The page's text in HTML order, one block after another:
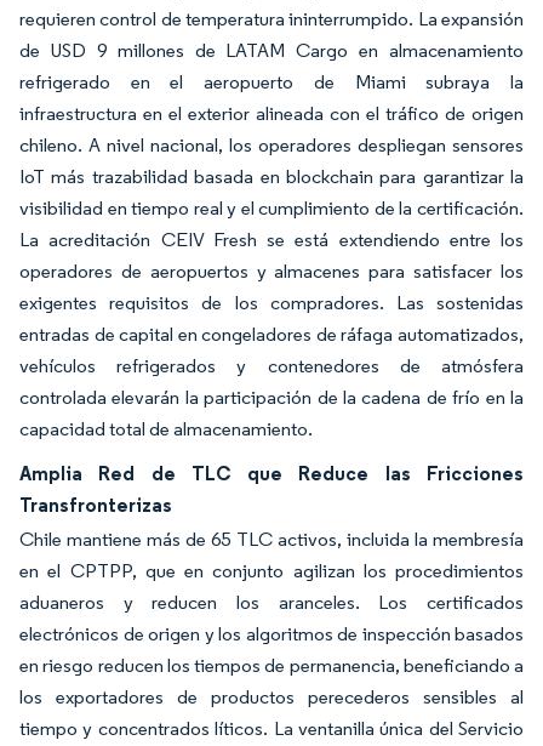
requieren control de temperatura ininterrumpido. La expansión
de USD 9 millones de LATAM Cargo en almacenamiento
refrigerado en el aeropuerto de Miami subraya la
infraestructura en el exterior alineada con el tráfico de origen
chileno. A nivel nacional, los operadores despliegan sensores
IoT más trazabilidad basada en blockchain para garantizar la
visibilidad en tiempo real y el cumplimiento de la certificación.
La acreditación CEIV Fresh se está extendiendo entre los
operadores de aeropuertos y almacenes para satisfacer los
exigentes requisitos de los compradores. Las sostenidas
entradas de capital en congeladores de ráfaga automatizados,
vehículos refrigerados y contenedores de atmósfera
controlada elevarán la participación de la cadena de frío en la
capacidad total de almacenamiento.
Amplia Red de TLC que Reduce las Fricciones
Transfronterizas
Chile mantiene más de 65 TLC activos, incluida la membresía
en el CPTPP, que en conjunto agilizan los procedimientos
aduaneros y reducen los aranceles. Los certificados
electrónicos de origen y los algoritmos de inspección basados
en riesgo reducen los tiempos de permanencia, beneficiando a
los exportadores de productos perecederos sensibles al
tiempo y concentrados líticos. La ventanilla única del Servicio